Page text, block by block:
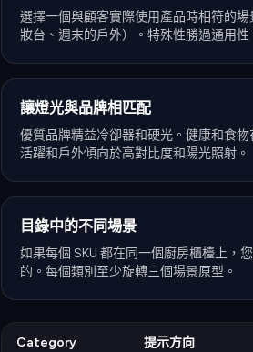
選擇一個與顧客實際使用產品時相符的
妝台、週末的戶外）。特殊性勝過通用性
讓燈光與品牌相匹配
優質品牌精益冷卻器和硬光。健康和食物
活躍和戶外傾向於高對比度和陽光照射。
目錄中的不同場景
如果每個 SKU 都在同一個廚房櫃檯上，
的。每個類別至少旋轉三個場景原型。
Category 提示方向